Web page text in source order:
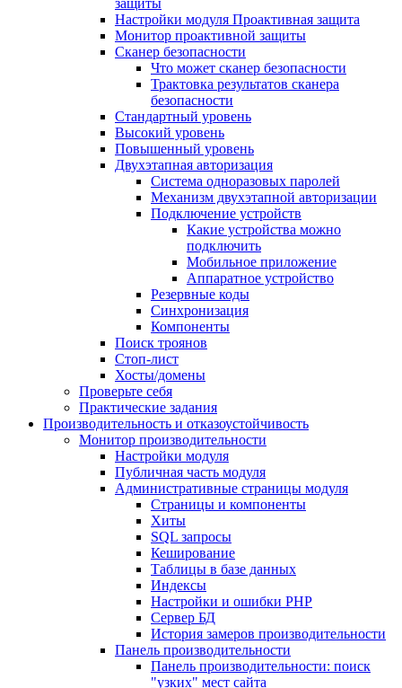
защиты
Настройки модуля Проактивная защита
Монитор проактивной защиты
Сканер безопасности
Что может сканер безопасности
Трактовка результатов сканера
безопасности
Стандартный уровень
Высокий уровень
Повышенный уровень
Двухэтапная авторизация
Система одноразовых паролей
Механизм двухэтапной авторизации
Подключение устройств
Какие устройства можно
подключить
Мобильное приложение
Аппаратное устройство
Резервные коды
Синхронизация
Компоненты
Поиск троянов
Стоп-лист
Хосты/домены
Проверьте себя
Практические задания
Производительность и отказоустойчивость
Монитор производительности
Настройки модуля
Публичная часть модуля
Административные страницы модуля
Страницы и компоненты
Хиты
SQL запросы
Кеширование
Таблицы в базе данных
Индексы
Настройки и ошибки PHP
Сервер БД
История замеров производительности
Панель производительности
Панель производительности: поиск
"узких" мест сайта